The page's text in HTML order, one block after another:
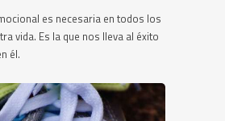
es necesaria en todos los
vida. Es la que nos lleva al éxito
él.